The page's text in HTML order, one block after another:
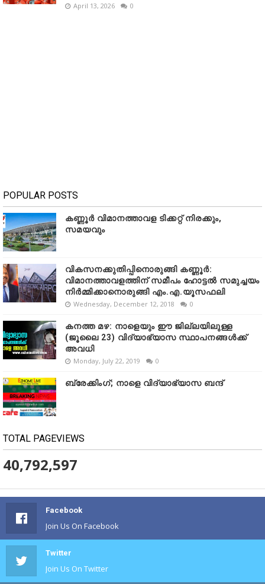
April 13, 2026 0
POPULAR POSTS
കണ്ണൂർ വിമാനത്താവള ടിക്കറ്റ് നിരക്കും,
സമയവും
വികസനക്കുതിപ്പിനൊരുങ്ങി കണ്ണൂർ:
വിമാനത്താവളത്തിന് സമീപം ഹോട്ടൽ സമുച്ചയം
നിർമ്മിക്കാനൊരുങ്ങി എം.എ.യൂസഫലി
Wednesday, December 12, 2018 0
കനത്ത മഴ: നാളെയും ഈ ജില്ലയിലുള്ള
(ജൂലൈ 23) വിദ്യാഭ്യാസ സ്ഥാപനങ്ങൾക്ക്
അവധി
Monday, July 22, 2019 0
ബ്രേക്കിംഗ്; നാളെ വിദ്യാഭ്യാസ ബന്ദ്
TOTAL PAGEVIEWS
40,792,597
Facebook
Join Us On Facebook
Twitter
Join Us On Twitter